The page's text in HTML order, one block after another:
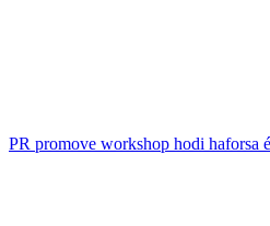
PR promove workshop hodi haforsa